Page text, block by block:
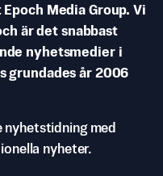
Media Group. Vi
är det snabbast
nyhetsmedier i
grundades år 2006
nyhetstidning med
nyheter.